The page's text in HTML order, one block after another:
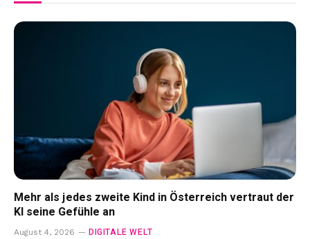
Mehr als jedes zweite Kind in Österreich vertraut der
KI seine Gefühle an
August 4, 2026 DIGITALE WELT